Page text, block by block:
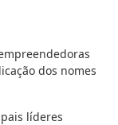
dos nomes
líderes